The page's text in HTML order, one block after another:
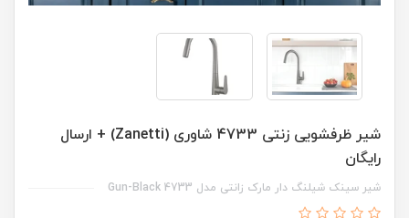
شیر ظرفشویی زنتی 4733 شاوری (Zanetti) + ارسال
رایگان
شیر سینک شیلنگ دار مارک زانتی مدل 4733 Gun-Black